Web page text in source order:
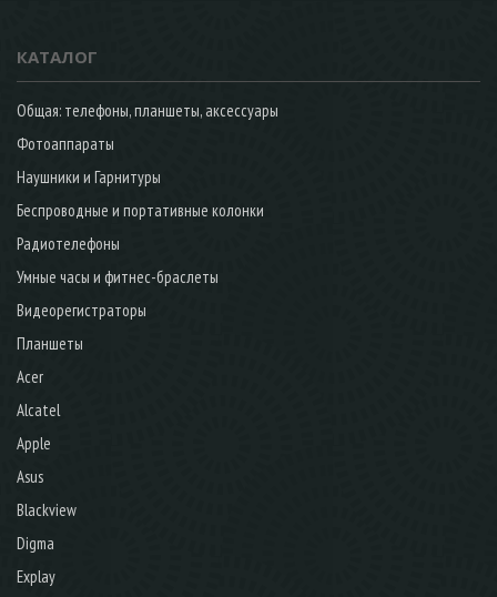
КАТАЛОГ
Общая: телефоны, планшеты, аксессуары
Фотоаппараты
Наушники и Гарнитуры
Беспроводные и портативные колонки
Радиотелефоны
Умные часы и фитнес-браслеты
Видеорегистраторы
Планшеты
Acer
Alcatel
Apple
Asus
Blackview
Digma
Explay